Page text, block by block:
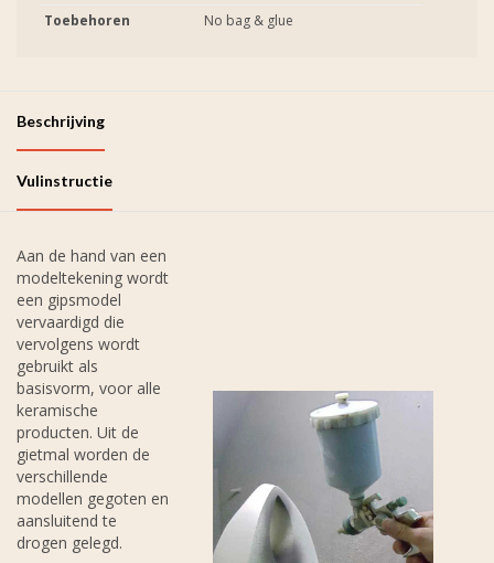
Toebehoren
No bag & glue
Beschrijving
Vulinstructie
Aan de hand van een
modeltekening wordt
een gipsmodel
vervaardigd die
vervolgens wordt
gebruikt als
basisvorm, voor alle
keramische
producten. Uit de
gietmal worden de
verschillende
modellen gegoten en
aansluitend te
drogen gelegd.